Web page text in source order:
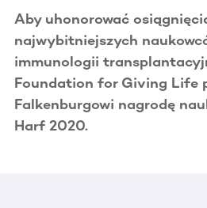
Aby uhonorować
najwybitniejszych
immunologii
Foundation for Giving Life
Falkenburgowi nagrodę
Harf 2020.